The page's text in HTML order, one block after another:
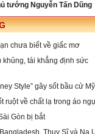
tướng Nguyễn Tấn Dũng
chưa biết về giấc mơ
khủng, tái khẳng định sức
Style” gây sốt bầu cử Mỹ
ruột về chất lạ trong áo
Gòn bị bắt
Thụy Sĩ và Na